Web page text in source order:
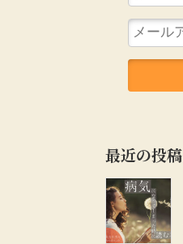
最近の投稿